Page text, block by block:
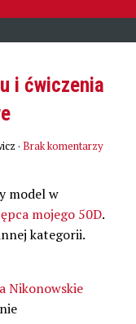
i ćwiczenia
· Brak komentarzy
model w
mojego 50D.
kategorii.
Nikonowskie